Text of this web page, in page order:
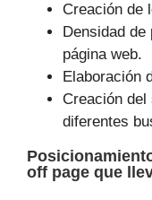
Creación de
Densidad
página web.
Elaboración
Creación
diferentes
off page que